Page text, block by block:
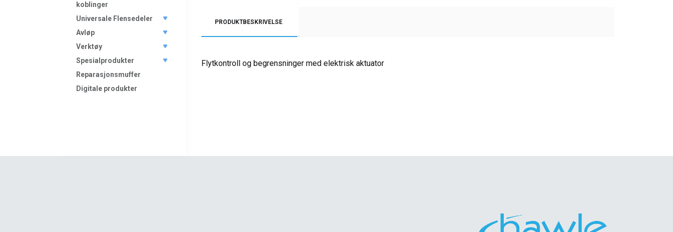
koblinger
Universale Flensedeler
Avløp
Verktøy
Spesialprodukter
Reparasjonsmuffer
Digitale produkter
PRODUKTBESKRIVELSE
Flytkontroll og begrensninger med elektrisk aktuator